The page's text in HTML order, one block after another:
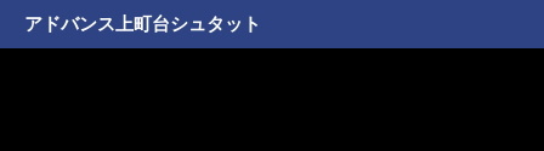
アドバンス上町台シュタット